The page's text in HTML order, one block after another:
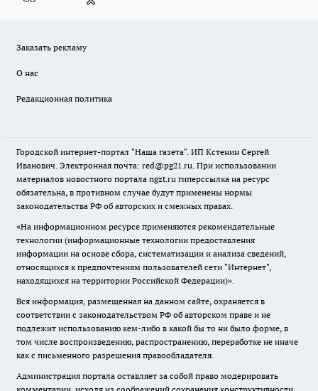
Заказать рекламу
О нас
Редакционная политика
Городской интернет-портал "Наша газета". ИП Кстенин Сергей
Иванович. Электронная почта: red@pg21.ru. При использовании
материалов новостного портала ngzt.ru гиперссылка на ресурс
обязательна, в противном случае будут применены нормы
законодательства РФ об авторских и смежных правах.
«На информационном ресурсе применяются рекомендательные
технологии (информационные технологии предоставления
информации на основе сбора, систематизации и анализа сведений,
относящихся к предпочтениям пользователей сети "Интернет",
находящихся на территории Российской Федерации)».
Вся информация, размещенная на данном сайте, охраняется в
соответствии с законодательством РФ об авторском праве и не
подлежит использованию кем-либо в какой бы то ни было форме, в
том числе воспроизведению, распространению, переработке не иначе
как с письменного разрешения правообладателя.
Администрация портала оставляет за собой право модерировать